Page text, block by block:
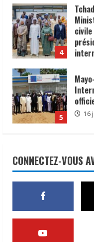
4
en
la
22
5 16
6
2
CONNECTEZ-VOUS